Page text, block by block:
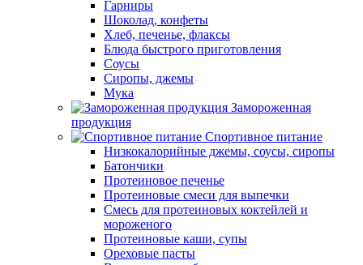
Гарниры
Шоколад, конфеты
Хлеб, печенье, флаксы
Блюда быстрого приготовления
Соусы
Сиропы, джемы
Мука
Замороженная
продукция
Спортивное питание
Низкокалорийные джемы, соусы, сиропы
Батончики
Протеиновое печенье
Протеиновые смеси для выпечки
Смесь для протеиновых коктейлей и
мороженого
Протеиновые каши, супы
Ореховые пасты